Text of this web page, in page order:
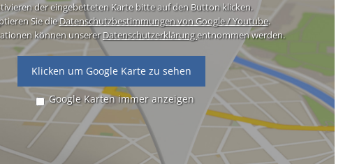
der eingebetteten Karte bitte auf den Button klicken.
Sie dieDatenschutzbestimmungen von Google / Youtube.
können unsererDatenschutzerklärungentnommen werden.
Klicken um Google Karte zu sehen
Google Karten immer anzeigen